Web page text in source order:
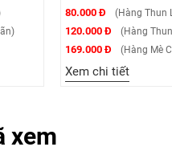
80.000 Đ (Hàng Thun
120.000 Đ (Hàng
169.000 Đ (Hàng Mè
Xem chi tiết
xem